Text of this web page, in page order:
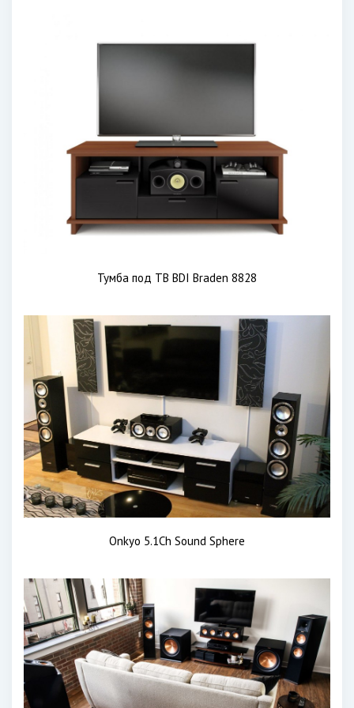
Тумба под ТВ BDI Braden 8828
Onkyo 5.1Ch Sound Sphere